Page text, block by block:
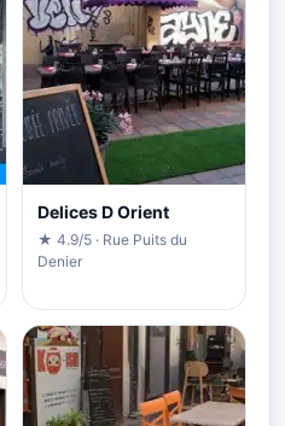
Delices D Orient
★ 4.9/5 · Rue Puits du
Denier